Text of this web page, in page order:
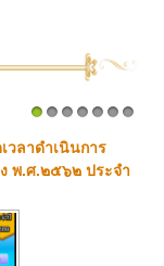
วลาดำเนินการ
พ.ศ.๒๕๖๒ ประจำ